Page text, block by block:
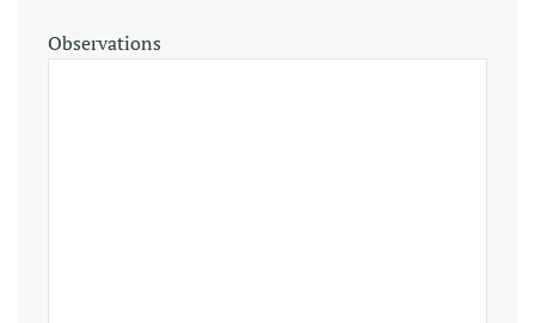
Observations